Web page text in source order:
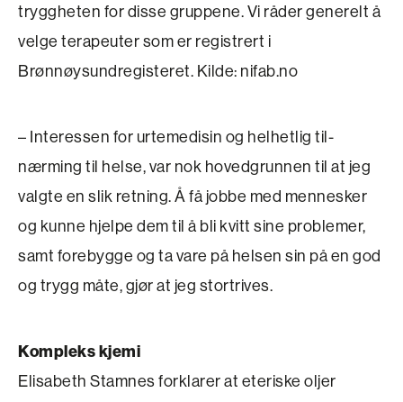
tryggheten for disse gruppene. Vi råder generelt å
velge terapeuter som er registrert i
Brønnøysundregisteret. Kilde: nifab.no
– Interessen for urtemedisin og helhetlig til­
nærming til helse, var nok hovedgrunnen til at jeg
valgte en slik retning. Å få jobbe med mennesker
og kunne hjelpe dem til å bli kvitt sine problemer,
samt forebygge og ta vare på helsen sin på en god
og trygg måte, gjør at jeg stortrives.
Kompleks kjemi
Elisabeth Stamnes forklarer at eteriske oljer